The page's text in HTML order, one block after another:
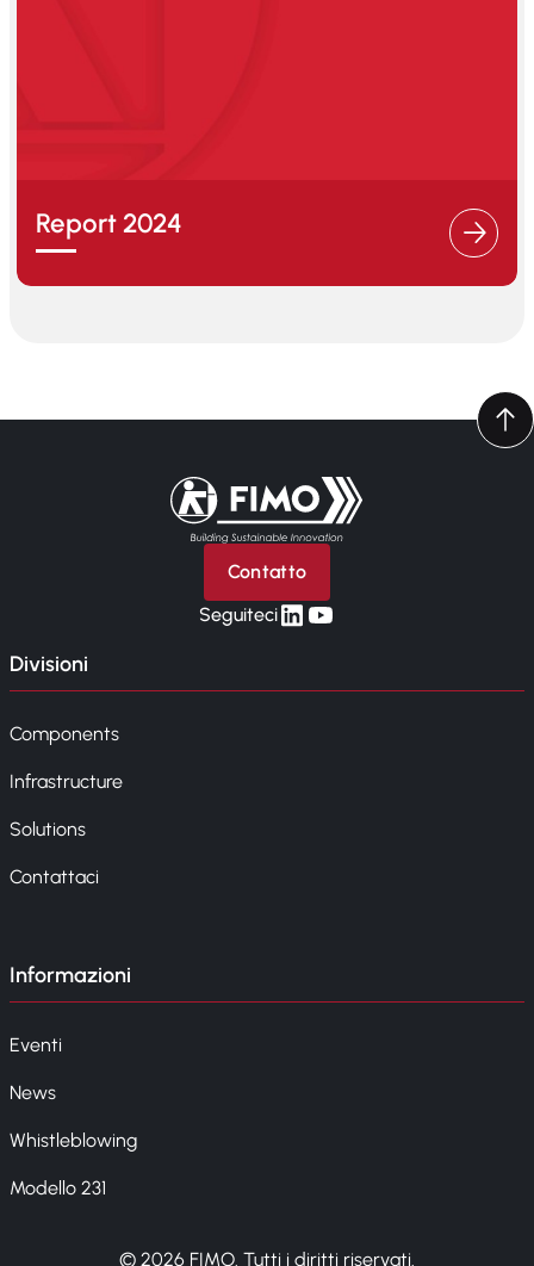
Report 2024
Torna alla pagina iniziale
Contatto
Seguitecilinkedin
yt
Divisioni
Components
Infrastructure
Solutions
Contattaci
Informazioni
Eventi
News
Whistleblowing
Modello 231
© 2026 FIMO. Tutti i diritti riservati.